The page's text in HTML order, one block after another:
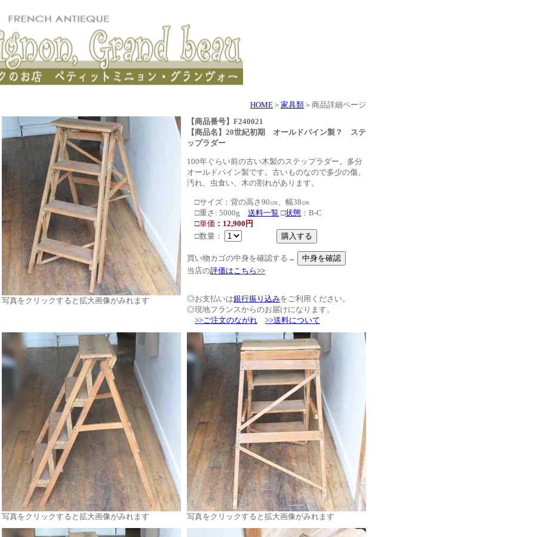
HOME ＞ 家具類 ＞商品詳細ページ
写真をクリックすると拡大画像がみれます
【商品番号】F240021
【商品名】20世紀初期 オールドパイン製？ ステ
ップラダー
100年ぐらい前の古い木製のステップラダー。多分
オールドパイン製です。古いものなので多少の傷、
汚れ、虫食い、木の割れがあります。
□サイズ：背の高さ90㎝、幅38㎝
□重さ: 5000g 送料一覧 □状態 ：B-C
□単価 ：12,900円
□数量：
買い物カゴの中身を確認する→
当店の評価はこちら>>
◎お支払いは銀行振り込みをご利用ください。
◎現地フランスからのお届けになります。
>>ご注文のながれ
>>送料について
写真をクリックすると拡大画像がみれます 写真をクリックすると拡大画像がみれます